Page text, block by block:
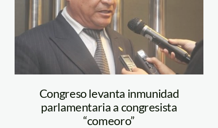
Congreso levanta inmunidad
parlamentaria a congresista
“comeoro”